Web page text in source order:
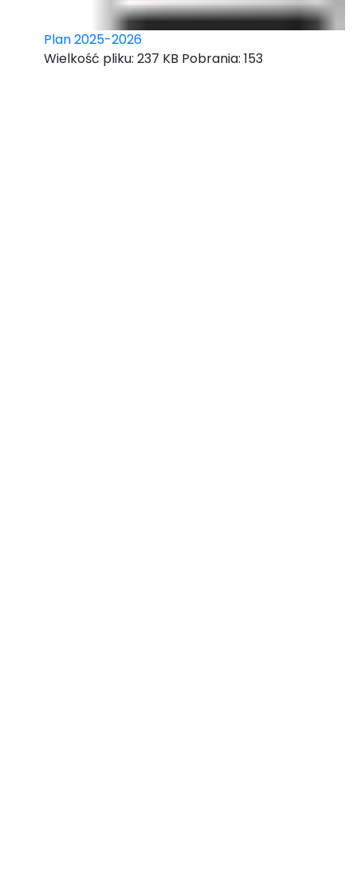
Plan 2025-2026
Wielkość pliku: 237 KB Pobrania: 153